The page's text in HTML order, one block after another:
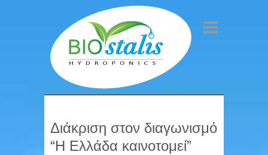
Διάκριση στον διαγωνισμό
“Η Ελλάδα καινοτομεί”